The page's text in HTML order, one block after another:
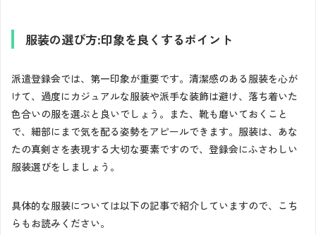
服装の選び方:印象を良くするポイント
派遣登録会では、第一印象が重要です。清潔感のある服装を心が
けて、過度にカジュアルな服装や派手な装飾は避け、落ち着いた
色合いの服を選ぶと良いでしょう。また、靴も磨いておくこと
で、細部にまで気を配る姿勢をアピールできます。服装は、あな
たの真剣さを表現する大切な要素ですので、登録会にふさわしい
服装選びをしましょう。
具体的な服装については以下の記事で紹介していますので、こち
らもお読みください。